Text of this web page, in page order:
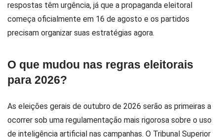
respostas têm urgência, já que a propaganda eleitoral
começa oficialmente em 16 de agosto e os partidos
precisam organizar suas estratégias agora.
O que mudou nas regras eleitorais
para 2026?
As eleições gerais de outubro de 2026 serão as primeiras a
ocorrer sob uma regulamentação mais rigorosa sobre o uso
de inteligência artificial nas campanhas. O Tribunal Superior